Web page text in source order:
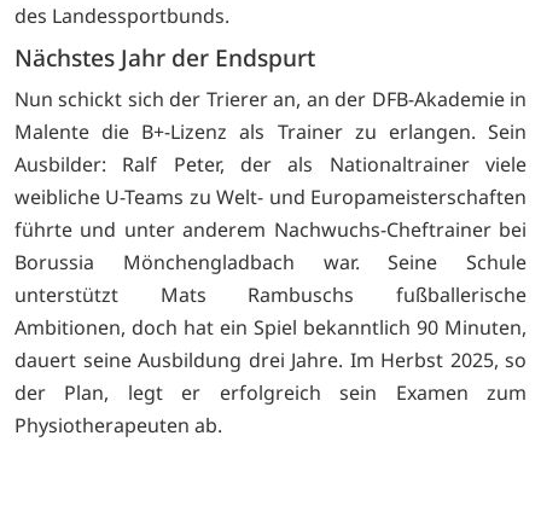
des Landessportbunds.
Nächstes Jahr der Endspurt
Nun schickt sich der Trierer an, an der DFB-Akademie in
Malente die B+-Lizenz als Trainer zu erlangen. Sein
Ausbilder: Ralf Peter, der als Nationaltrainer viele
weibliche U-Teams zu Welt- und Europameisterschaften
führte und unter anderem Nachwuchs-Cheftrainer bei
Borussia Mönchengladbach war. Seine Schule
unterstützt Mats Rambuschs fußballerische
Ambitionen, doch hat ein Spiel bekanntlich 90 Minuten,
dauert seine Ausbildung drei Jahre. Im Herbst 2025, so
der Plan, legt er erfolgreich sein Examen zum
Physiotherapeuten ab.